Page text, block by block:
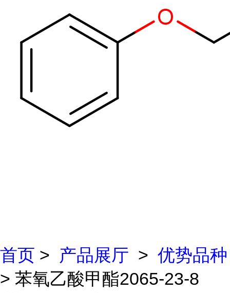
首页 > 产品展厅 > 优势品种
> 苯氧乙酸甲酯2065-23-8